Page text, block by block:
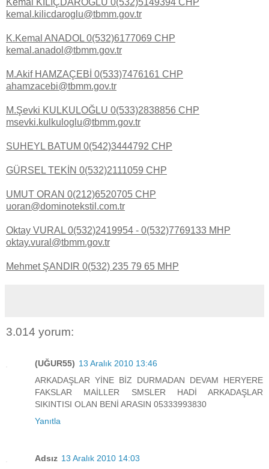
Kemal KILIÇDAROĞLU 0(532)5149394 CHP
kemal.kilicdaroglu@tbmm.gov.tr
K.Kemal ANADOL 0(532)6177069 CHP
kemal.anadol@tbmm.gov.tr
M.Akif HAMZAÇEBİ 0(533)7476161 CHP
ahamzacebi@tbmm.gov.tr
M.Şevki KULKULOĞLU 0(533)2838856 CHP
msevki.kulkuloglu@tbmm.gov.tr
SUHEYL BATUM 0(542)3444792 CHP
GÜRSEL TEKİN 0(532)2111059 CHP
UMUT ORAN 0(212)6520705 CHP
uoran@dominotekstil.com.tr
Oktay VURAL 0(532)2419954 - 0(532)7769133 MHP
oktay.vural@tbmm.gov.tr
Mehmet ŞANDIR 0(532) 235 79 65 MHP
3.014 yorum:
(UĞUR55) 13 Aralık 2010 13:46
ARKADAŞLAR YİNE BİZ DURMADAN DEVAM HERYERE
FAKSLAR MAİLLER SMSLER HADİ ARKADAŞLAR
SIKINTISI OLAN BENİ ARASIN 05333993830
Yanıtla
Adsız 13 Aralık 2010 14:03